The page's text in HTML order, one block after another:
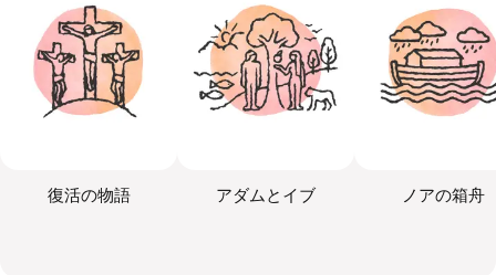
復活の物語 アダムとイブ ノアの箱舟